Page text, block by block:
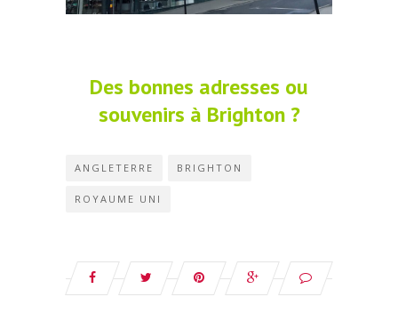
Des bonnes adresses ou
souvenirs à Brighton ?
ANGLETERRE BRIGHTON
ROYAUME UNI